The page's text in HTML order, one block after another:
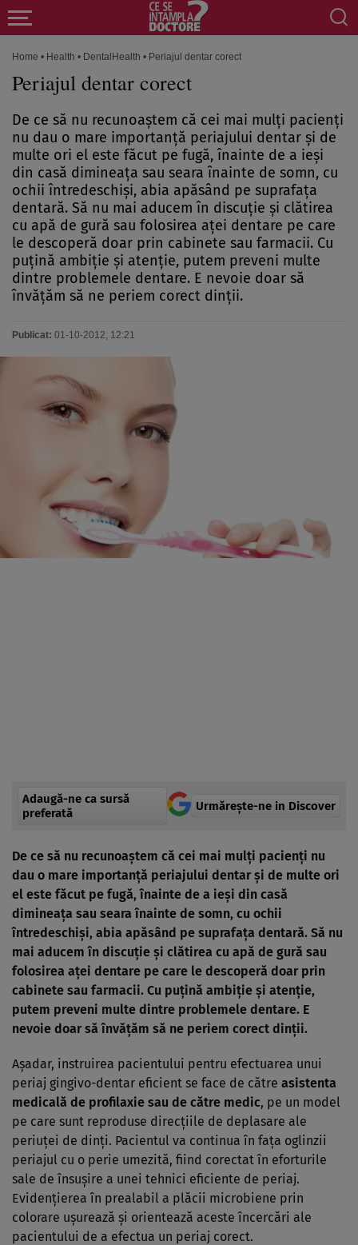
Home • Health • DentalHealth • Periajul dentar corect
Periajul dentar corect
De ce să nu recunoaştem că cei mai mulţi pacienţi
nu dau o mare importanţă periajului dentar şi de
multe ori el este făcut pe fugă, înainte de a ieşi
din casă dimineaţa sau seara înainte de somn, cu
ochii întredeschişi, abia apăsând pe suprafaţa
dentară. Să nu mai aducem în discuţie şi clătirea
cu apă de gură sau folosirea aţei dentare pe care
le descoperă doar prin cabinete sau farmacii. Cu
puţină ambiţie şi atenţie, putem preveni multe
dintre problemele dentare. E nevoie doar să
învăţăm să ne periem corect dinţii.
Publicat: 01-10-2012, 12:21
Adaugă-ne ca sursă
preferată
Urmărește-ne in Discover
De ce să nu recunoaştem că cei mai mulţi pacienţi nu
dau o mare importanţă periajului dentar şi de multe ori
el este făcut pe fugă, înainte de a ieşi din casă
dimineaţa sau seara înainte de somn, cu ochii
întredeschişi, abia apăsând pe suprafaţa dentară. Să nu
mai aducem în discuţie şi clătirea cu apă de gură sau
folosirea aţei dentare pe care le descoperă doar prin
cabinete sau farmacii. Cu puţină ambiţie şi atenţie,
putem preveni multe dintre problemele dentare. E
nevoie doar să învăţăm să ne periem corect dinţii.
Aşadar, instruirea pacientului pentru efectuarea unui
periaj gingivo-dentar eficient se face de către asistenta
medicală de profilaxie sau de către medic, pe un model
pe care sunt reproduse direcţiile de deplasare ale
periuţei de dinţi. Pacientul va continua în faţa oglinzii
periajul cu o perie umezită, fiind corectat în eforturile
sale de însuşire a unei tehnici eficiente de periaj.
Evidenţierea în prealabil a plăcii microbiene prin
colorare uşurează şi orientează aceste încercări ale
pacientului de a efectua un periaj corect.